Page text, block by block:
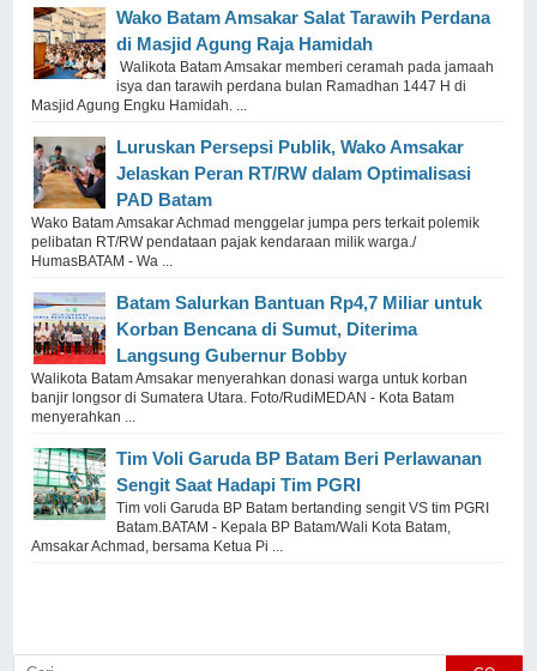
Wako Batam Amsakar Salat Tarawih Perdana
di Masjid Agung Raja Hamidah
Walikota Batam Amsakar memberi ceramah pada jamaah
isya dan tarawih perdana bulan Ramadhan 1447 H di
Masjid Agung Engku Hamidah. ...
Luruskan Persepsi Publik, Wako Amsakar
Jelaskan Peran RT/RW dalam Optimalisasi
PAD Batam
Wako Batam Amsakar Achmad menggelar jumpa pers terkait polemik
pelibatan RT/RW pendataan pajak kendaraan milik warga./
HumasBATAM - Wa ...
Batam Salurkan Bantuan Rp4,7 Miliar untuk
Korban Bencana di Sumut, Diterima
Langsung Gubernur Bobby
Walikota Batam Amsakar menyerahkan donasi warga untuk korban
banjir longsor di Sumatera Utara. Foto/RudiMEDAN - Kota Batam
menyerahkan ...
Tim Voli Garuda BP Batam Beri Perlawanan
Sengit Saat Hadapi Tim PGRI
Tim voli Garuda BP Batam bertanding sengit VS tim PGRI
Batam.BATAM - Kepala BP Batam/Wali Kota Batam,
Amsakar Achmad, bersama Ketua Pi ...